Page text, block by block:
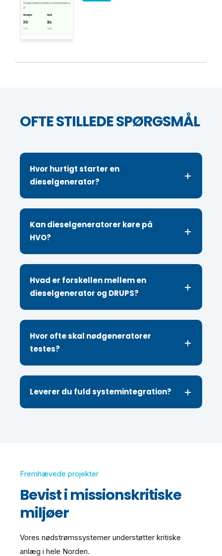
OFTE STILLEDE SPØRGSMÅL
Hvor hurtigt starter en
dieselgenerator?
Kan dieselgeneratorer køre på
HVO?
Hvad er forskellen mellem en
dieselgenerator og DRUPS?
Hvor ofte skal nødgeneratorer
testes?
Leverer du fuld systemintegration?
Fremhævede projekter
Bevist i missionskritiske
miljøer
Vores nødstrømssystemer understøtter kritiske
anlæg i hele Norden.